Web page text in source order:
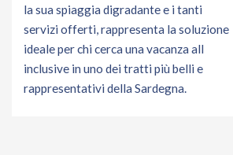
la sua spiaggia digradante e i tanti
servizi offerti, rappresenta la soluzione
ideale per chi cerca una vacanza all
inclusive in uno dei tratti più belli e
rappresentativi della Sardegna.